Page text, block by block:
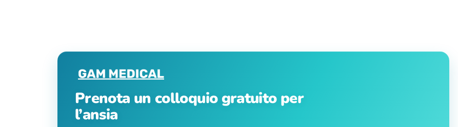
Prenota un colloquio gratuito per
l’ansia